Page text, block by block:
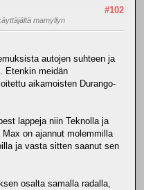
#102
mamyllyn
autojen suhteen ja
Etenkin meidän
aikamoisten Durango-
lappeja niin Teknolla ja
on ajannut molemmilla
ja vasta sitten saanut sen
osalta samalla radalla,